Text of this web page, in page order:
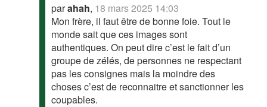
parahah, 18 mars 2025 14:03
Mon frère, il faut être de bonne foie. Tout le
monde sait que ces images sont
authentiques. On peut dire c’est le fait d’un
groupe de zélés, de personnes ne respectant
pas les consignes mais la moindre des
choses c’est de reconnaitre et sanctionner les
coupables.